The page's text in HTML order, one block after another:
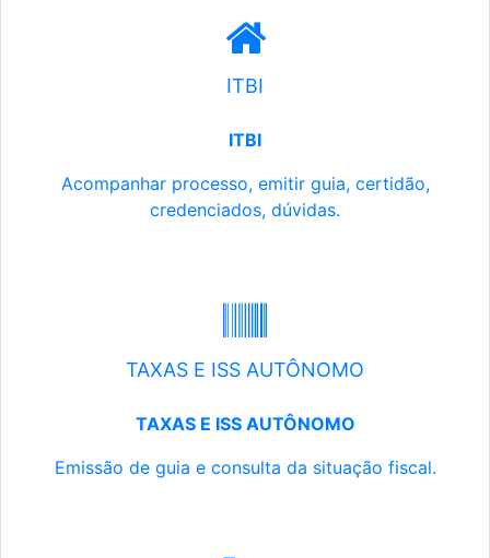
ITBI
ITBI
Acompanhar processo, emitir guia, certidão,
credenciados, dúvidas.
TAXAS E ISS AUTÔNOMO
TAXAS E ISS AUTÔNOMO
Emissão de guia e consulta da situação fiscal.